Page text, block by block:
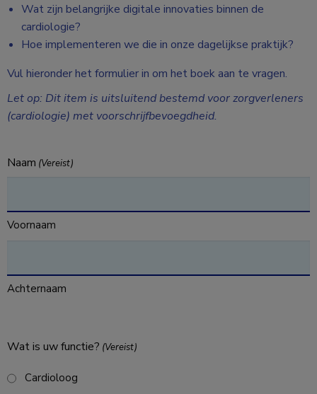
Wat zijn belangrijke digitale innovaties binnen de
cardiologie?
Hoe implementeren we die in onze dagelijkse praktijk?
Vul hieronder het formulier in om het boek aan te vragen.
Let op: Dit item is uitsluitend bestemd voor zorgverleners
(cardiologie) met voorschrijfbevoegdheid.
Naam (Vereist)
Voornaam
Achternaam
Wat is uw functie? (Vereist)
Cardioloog